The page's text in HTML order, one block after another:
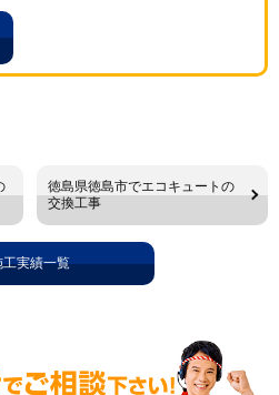
徳島県徳島市でエコキュートの
交換工事
工実績一覧